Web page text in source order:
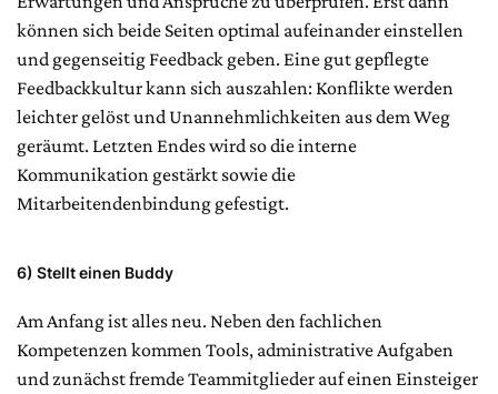
können sich beide Seiten optimal aufeinander einstellen
und gegenseitig Feedback geben. Eine gut gepflegte
Feedbackkultur kann sich auszahlen: Konflikte werden
leichter gelöst und Unannehmlichkeiten aus dem Weg
geräumt. Letzten Endes wird so die interne
Kommunikation gestärkt sowie die
Mitarbeitendenbindung gefestigt.
6) Stellt einen Buddy
Am Anfang ist alles neu. Neben den fachlichen
Kompetenzen kommen Tools, administrative Aufgaben
und zunächst fremde Teammitglieder auf einen Einsteiger